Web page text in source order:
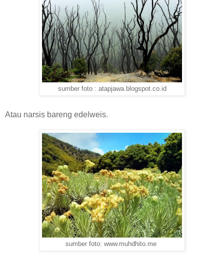
sumber foto : atapjawa.blogspot.co.id
Atau narsis bareng edelweis.
sumber foto: www.muhdhito.me